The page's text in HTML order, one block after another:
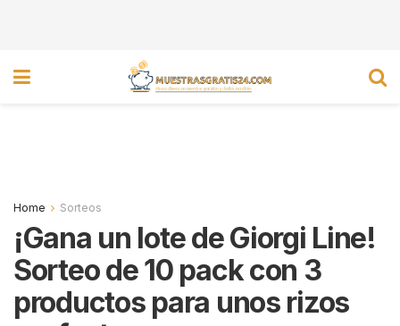
Home Sorteos
¡Gana un lote de Giorgi Line!
Sorteo de 10 pack con 3
productos para unos rizos